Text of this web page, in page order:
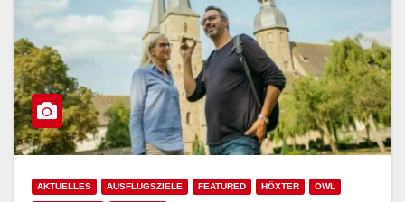
AKTUELLES AUSFLUGSZIELE FEATURED HÖXTER OWL